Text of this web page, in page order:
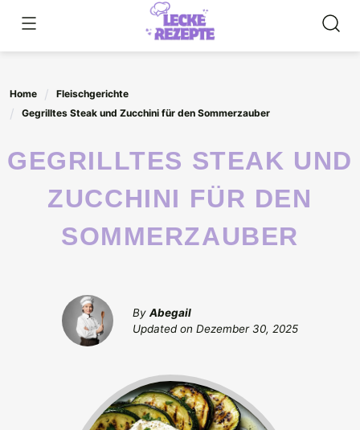
content
Home
Fleischgerichte
Gegrilltes Steak und Zucchini für den Sommerzauber
GEGRILLTES STEAK UND
ZUCCHINI FÜR DEN
SOMMERZAUBER
By Abegail
Updated on Dezember 30, 2025